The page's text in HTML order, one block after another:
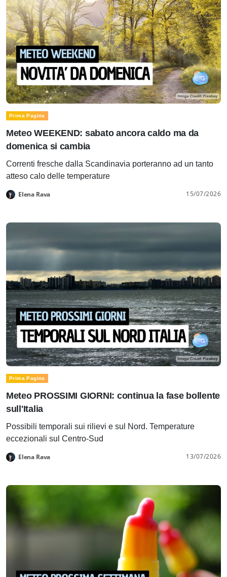
Prima Pagina
Meteo WEEKEND: sabato ancora caldo ma da
domenica si cambia
Correnti fresche dalla Scandinavia porteranno ad un tanto
atteso calo delle temperature
Elena Rava 15/07/2026
Prima Pagina
Meteo PROSSIMI GIORNI: continua la fase bollente
sull'Italia
Possibili temporali sui rilievi e sul Nord. Temperature
eccezionali sul Centro-Sud
Elena Rava 13/07/2026